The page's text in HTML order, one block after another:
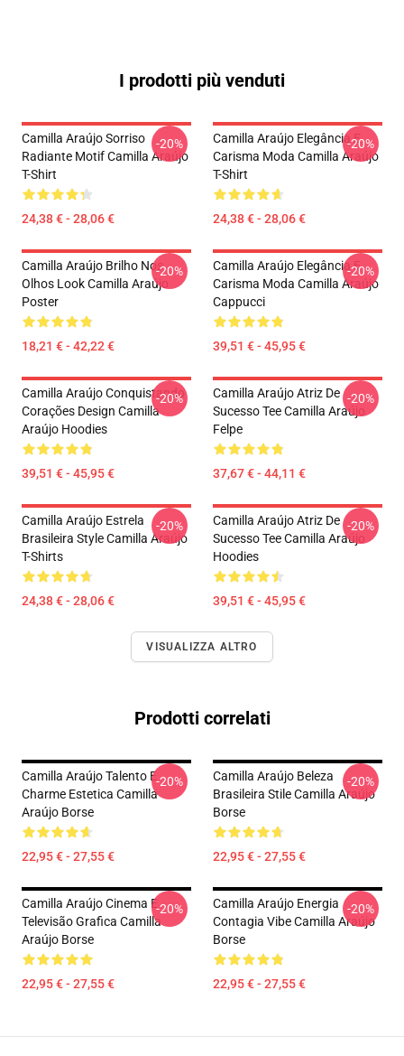
I prodotti più venduti
Camilla Araújo Sorriso
Radiante Motif Camilla Araújo
T-Shirt
24,38 € - 28,06 €
-20%
Camilla Araújo Elegância E
Carisma Moda Camilla Araújo
T-Shirt
24,38 € - 28,06 €
-20%
Camilla Araújo Brilho Nos
Olhos Look Camilla Araújo
Poster
18,21 € - 42,22 €
-20%
Camilla Araújo Elegância E
Carisma Moda Camilla Araújo
Cappucci
39,51 € - 45,95 €
-20%
Camilla Araújo Conquistando
Corações Design Camilla
Araújo Hoodies
39,51 € - 45,95 €
-20%
Camilla Araújo Atriz De
Sucesso Tee Camilla Araújo
Felpe
37,67 € - 44,11 €
-20%
Camilla Araújo Estrela
Brasileira Style Camilla Araújo
T-Shirts
24,38 € - 28,06 €
-20%
Camilla Araújo Atriz De
Sucesso Tee Camilla Araújo
Hoodies
39,51 € - 45,95 €
-20%
VISUALIZZA ALTRO
Prodotti correlati
Camilla Araújo Talento E
Charme Estetica Camilla
Araújo Borse
22,95 € - 27,55 €
-20%
Camilla Araújo Beleza
Brasileira Stile Camilla Araújo
Borse
22,95 € - 27,55 €
-20%
Camilla Araújo Cinema E
Televisão Grafica Camilla
Araújo Borse
22,95 € - 27,55 €
-20%
Camilla Araújo Energia
Contagia Vibe Camilla Araújo
Borse
22,95 € - 27,55 €
-20%